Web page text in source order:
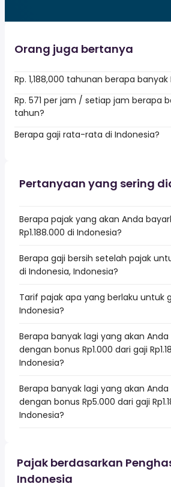
Orang juga bertanya
Rp. 1,188,000 tahunan berapa banyak
Rp. 571 per jam / setiap jam berapa
tahun?
Berapa gaji rata-rata di Indonesia?
Pertanyaan yang sering
Berapa pajak yang akan Anda
Rp1.188.000 di Indonesia?
Berapa gaji bersih setelah pajak
di Indonesia, Indonesia?
Tarif pajak apa yang berlaku untuk
Indonesia?
Berapa banyak lagi yang akan
dengan bonus Rp1.000 dari gaji
Indonesia?
Berapa banyak lagi yang akan
dengan bonus Rp5.000 dari gaji
Indonesia?
Pajak berdasarkan
Indonesia